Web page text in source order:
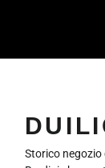
Storico negozio